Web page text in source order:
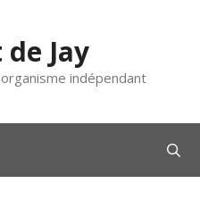
Jay
indépendant